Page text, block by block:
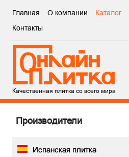
Главная О компании Каталог
Контакты
Качественная плитка со всего мира
Производители
Испанская плитка